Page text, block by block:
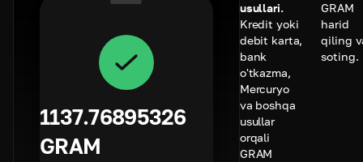
1137.76895326
GRAM
usullari.
Kredit yoki
debit karta,
bank
o'tkazma,
Mercuryo
va boshqa
usullar
orqali
GRAM
GRAM
harid
qiling
soting.